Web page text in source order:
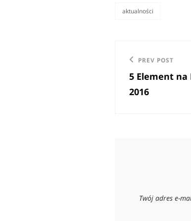
aktualności
Nawigacja
wpisu
Previous
Post
PREV POST
5 Element na
2016
Twój adres e-